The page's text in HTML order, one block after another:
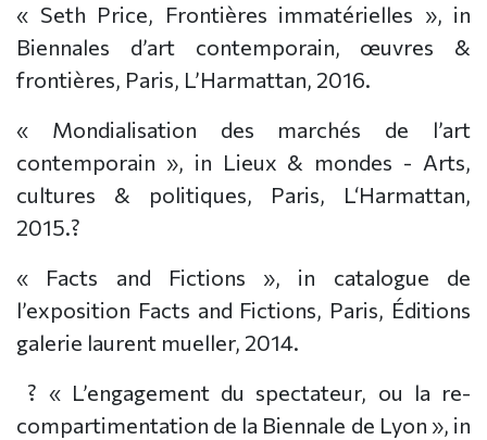
« Seth Price, Frontières immatérielles », in
Biennales d’art contemporain, œuvres &
frontières, Paris, L’Harmattan, 2016.
« Mondialisation des marchés de l’art
contemporain », in Lieux & mondes - Arts,
cultures & politiques, Paris, L‘Harmattan,
2015.?
« Facts and Fictions », in catalogue de
l’exposition Facts and Fictions, Paris, Éditions
galerie laurent mueller, 2014.
? « L’engagement du spectateur, ou la re-
compartimentation de la Biennale de Lyon », in